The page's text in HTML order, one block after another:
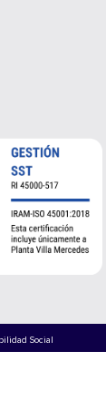
Social